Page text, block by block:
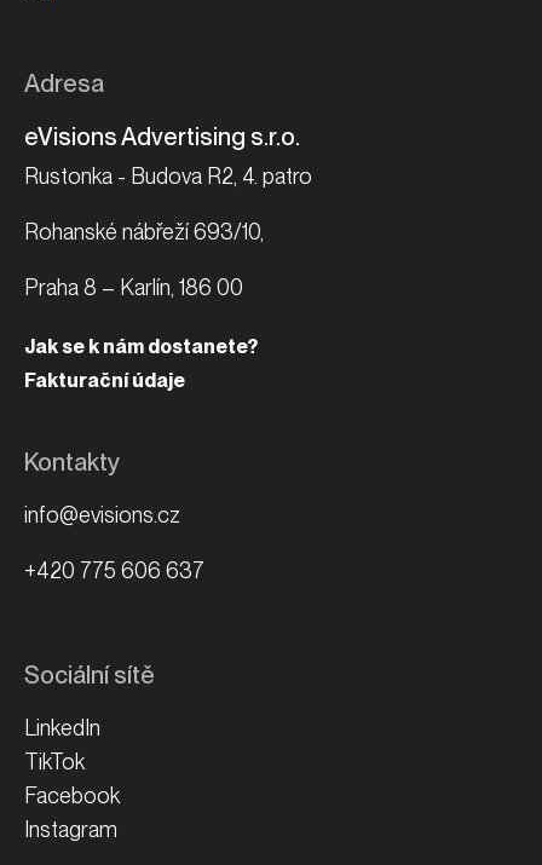
Adresa
eVisions Advertising s.r.o.
Rustonka - Budova R2, 4. patro
Rohanské nábřeží 693/10,
Praha 8 – Karlín, 186 00
Jak se k nám dostanete?
Fakturační údaje
Kontakty
info@evisions.cz
+420 775 606 637
Sociální sítě
LinkedIn
TikTok
Facebook
Instagram